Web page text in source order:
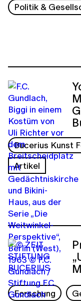
Politik &
Bucerius Kunst
Artikel
Forschung